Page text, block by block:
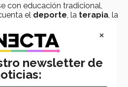
con educación tradicional,
el deporte , la terapia , la
capacidades humanas
o la espiritualidad".
nos desconectan del
vista y oído, por lo que
con los sentidos que
×
newsletter de